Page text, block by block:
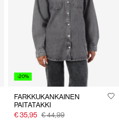
-20%
FARKKUKANKAINEN
PAITATAKKI
€ 35,95 € 44,99